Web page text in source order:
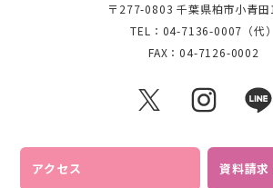
〒277-0803 千葉県柏市小青
TEL：04-7136-0007（代）
FAX：04-7126-0002
アクセス 資料請求